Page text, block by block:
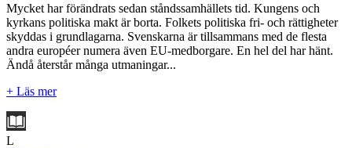
Mycket har förändrats sedan ståndssamhällets tid. Kungens och
kyrkans politiska makt är borta. Folkets politiska fri- och rättigheter
skyddas i grundlagarna. Svenskarna är tillsammans med de flesta
andra européer numera även EU-medborgare. En hel del har hänt.
Ändå återstår många utmaningar...
+ Läs mer
L